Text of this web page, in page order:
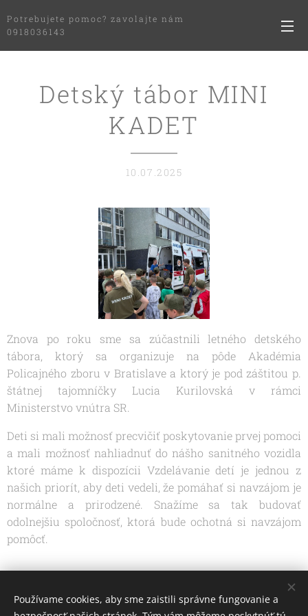
Potrebujete pomoc? zavolajte nám
0918036143
Detský tábor MINI
KADET
10.07.2025
Znova po roku sme sa zúčastnili letného detského
tábora, ktorý sa organizuje na pôde Akadémia
Policajného zboru v Bratislave a ktorý je pod záštitou p.
štátnej tajomníčky Lucia Kurilovská v rámci
Ministerstvo vnútra SR.
Deti si mali možnosť precvičiť poskytovanie prvej pomoci
a mali možnosť nahliadnuť do nášho sanitného vozidla
ktoré máme k dispozícii Vzdelávanie detí je jednou z
našich priorít, aby deti vedeli, že pomáhať si navzájom je
normálne a prirodzené. Snažíme sa tak budovať
odolnejšiu spoločnosť, ktorá bude ochotná si navzájom
pomôcť.
Používame cookies, aby sme zaistili správne fungovanie a